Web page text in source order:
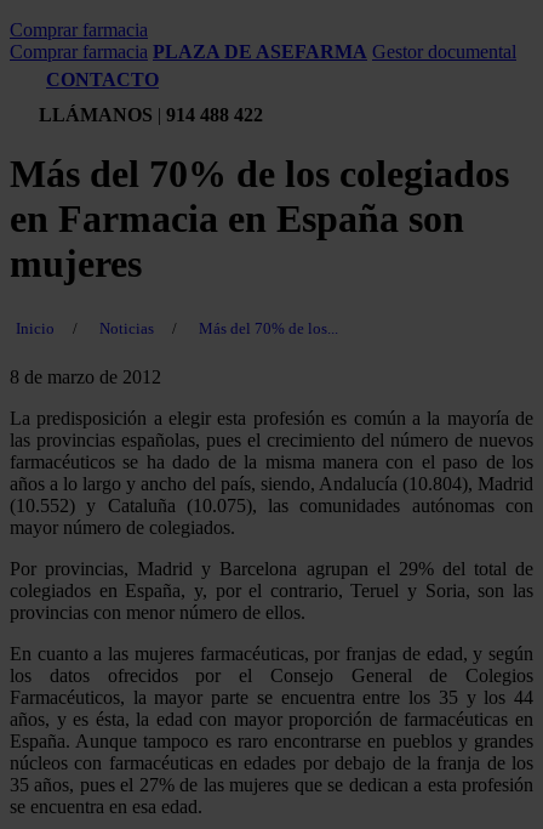
Comprar farmacia
Comprar farmacia PLAZA DE ASEFARMA Gestor documental
CONTACTO
LLÁMANOS | 914 488 422
Más del 70% de los colegiados
en Farmacia en España son
mujeres
Inicio / Noticias / Más del 70% de los...
8 de marzo de 2012
La predisposición a elegir esta profesión es común a la mayoría de
las provincias españolas, pues el crecimiento del número de nuevos
farmacéuticos se ha dado de la misma manera con el paso de los
años a lo largo y ancho del país, siendo, Andalucía (10.804), Madrid
(10.552) y Cataluña (10.075), las comunidades autónomas con
mayor número de colegiados.
Por provincias, Madrid y Barcelona agrupan el 29% del total de
colegiados en España, y, por el contrario, Teruel y Soria, son las
provincias con menor número de ellos.
En cuanto a las mujeres farmacéuticas, por franjas de edad, y según
los datos ofrecidos por el Consejo General de Colegios
Farmacéuticos, la mayor parte se encuentra entre los 35 y los 44
años, y es ésta, la edad con mayor proporción de farmacéuticas en
España. Aunque tampoco es raro encontrarse en pueblos y grandes
núcleos con farmacéuticas en edades por debajo de la franja de los
35 años, pues el 27% de las mujeres que se dedican a esta profesión
se encuentra en esa edad.